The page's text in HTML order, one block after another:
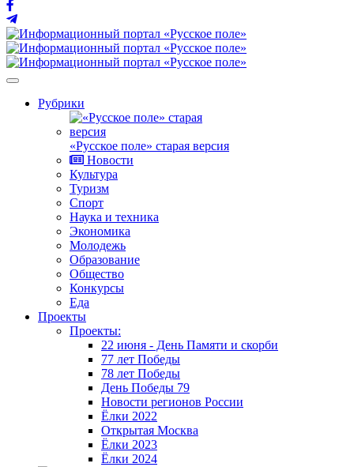
Рубрики
«Русское поле» старая версия
Новости
Культура
Туризм
Спорт
Наука и техника
Экономика
Молодежь
Образование
Общество
Конкурсы
Еда
Проекты
Проекты:
22 июня - День Памяти и скорби
77 лет Победы
78 лет Победы
День Победы 79
Новости регионов России
Ёлки 2022
Открытая Москва
Ёлки 2023
Ёлки 2024